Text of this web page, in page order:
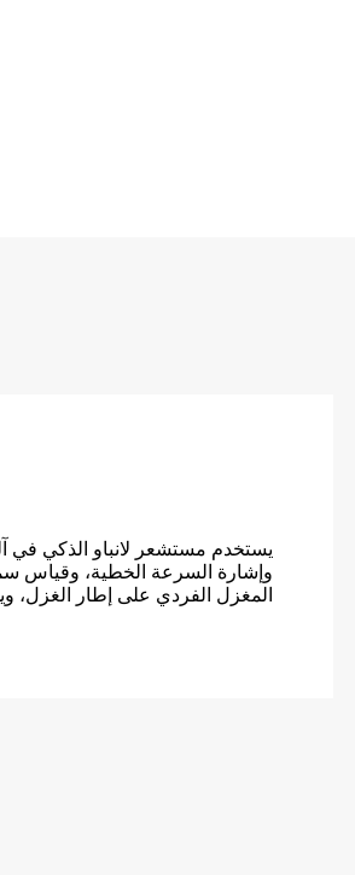
يستخدم مستشعر لانباو الذكي في
وإشارة السرعة الخطية، وقياس
المغزل الفردي على إطار